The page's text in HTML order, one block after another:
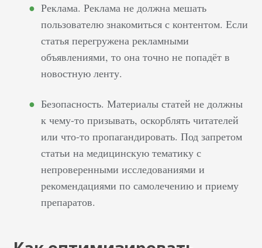
Реклама. Реклама не должна мешать
пользователю знакомиться с контентом. Если
статья перегружена рекламными
объявлениями, то она точно не попадёт в
новостную ленту.
Безопасность. Материалы статей не должны
к чему-то призывать, оскорблять читателей
или что-то пропагандировать. Под запретом
статьи на медицинскую тематику с
непроверенными исследованиями и
рекомендациями по самолечению и приему
препаратов.